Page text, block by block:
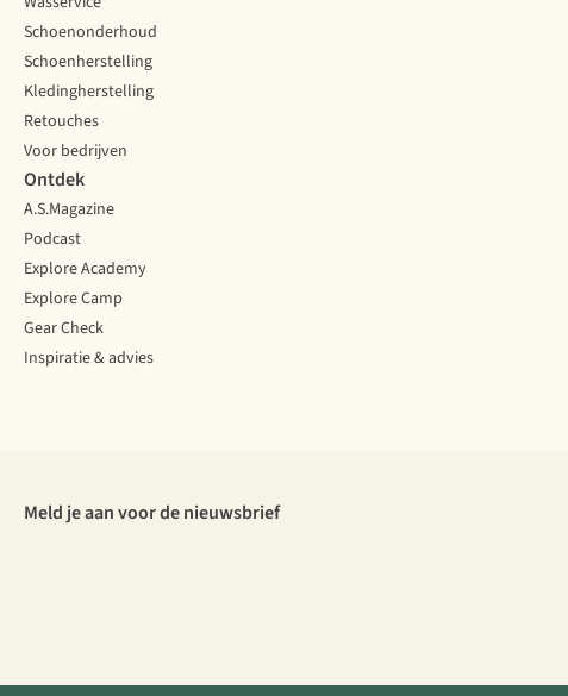
Schoenonderhoud
Schoenherstelling
Kledingherstelling
Retouches
Voor bedrijven
Ontdek
A.S.Magazine
Podcast
Explore Academy
Explore Camp
Gear Check
Inspiratie & advies
Meld je aan voor de nieuwsbrief